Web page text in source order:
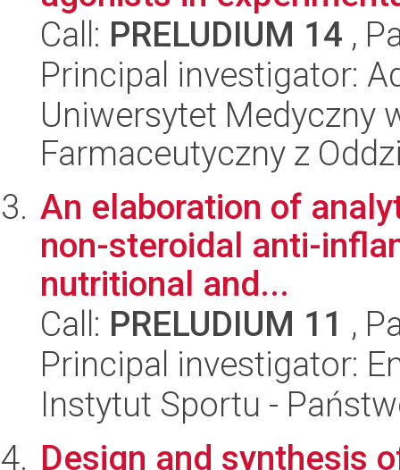
Call: PRELUDIUM 14 ,
Principal investigator:
Uniwersytet Medyczny
Farmaceutyczny z
An elaboration of
non-steroidal anti-
nutritional and...
Call: PRELUDIUM 11 ,
Principal investigator:
Instytut Sportu -
Design and synthesis